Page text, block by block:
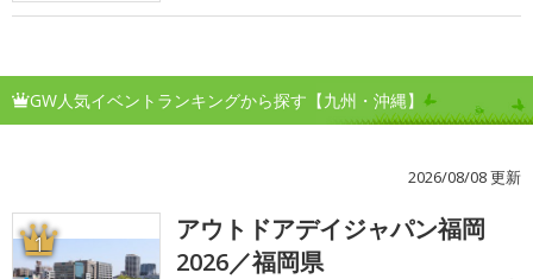
GW人気イベントランキングから探す【九州・沖縄】
2026/08/08 更新
1
アウトドアデイジャパン福岡
2026／福岡県